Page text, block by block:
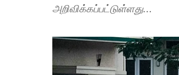
அறிவிக்கப்பட்டுள்ளது...